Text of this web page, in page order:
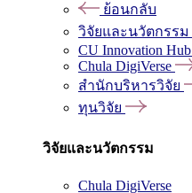
ย้อนกลับ
วิจัยและนวัตกรรม
CU Innovation Hub
Chula DigiVerse
สำนักบริหารวิจัย
ทุนวิจัย
วิจัยและนวัตกรรม
Chula DigiVerse